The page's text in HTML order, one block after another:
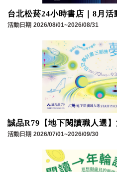
台北松菸24小時書店｜8月活
活動日期 2026/08/01~2026/08/31
誠品R79【地下閱讀職人選
活動日期 2026/07/01~2026/09/30